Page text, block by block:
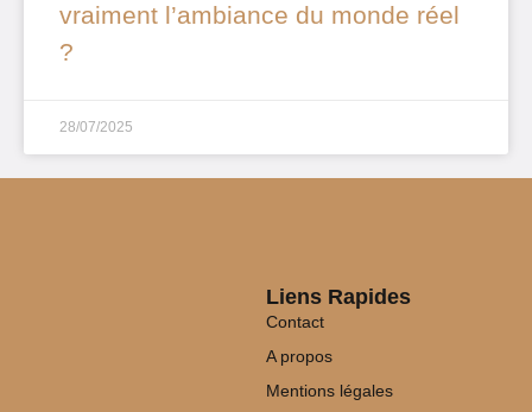
vraiment l’ambiance du monde réel
?
28/07/2025
Liens Rapides
Contact
A propos
Mentions légales